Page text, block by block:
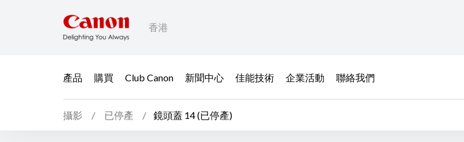
香港
產品 購買 Club Canon 新聞中心 佳能技術 企業活動 聯絡我們
攝影 已停產 鏡頭蓋 14 (已停產)